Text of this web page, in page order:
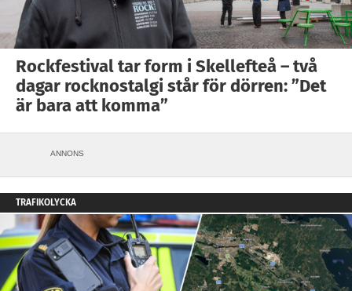
Rockfestival tar form i Skellefteå – två
dagar rocknostalgi står för dörren: ”Det
är bara att komma”
ANNONS
TRAFIKOLYCKA